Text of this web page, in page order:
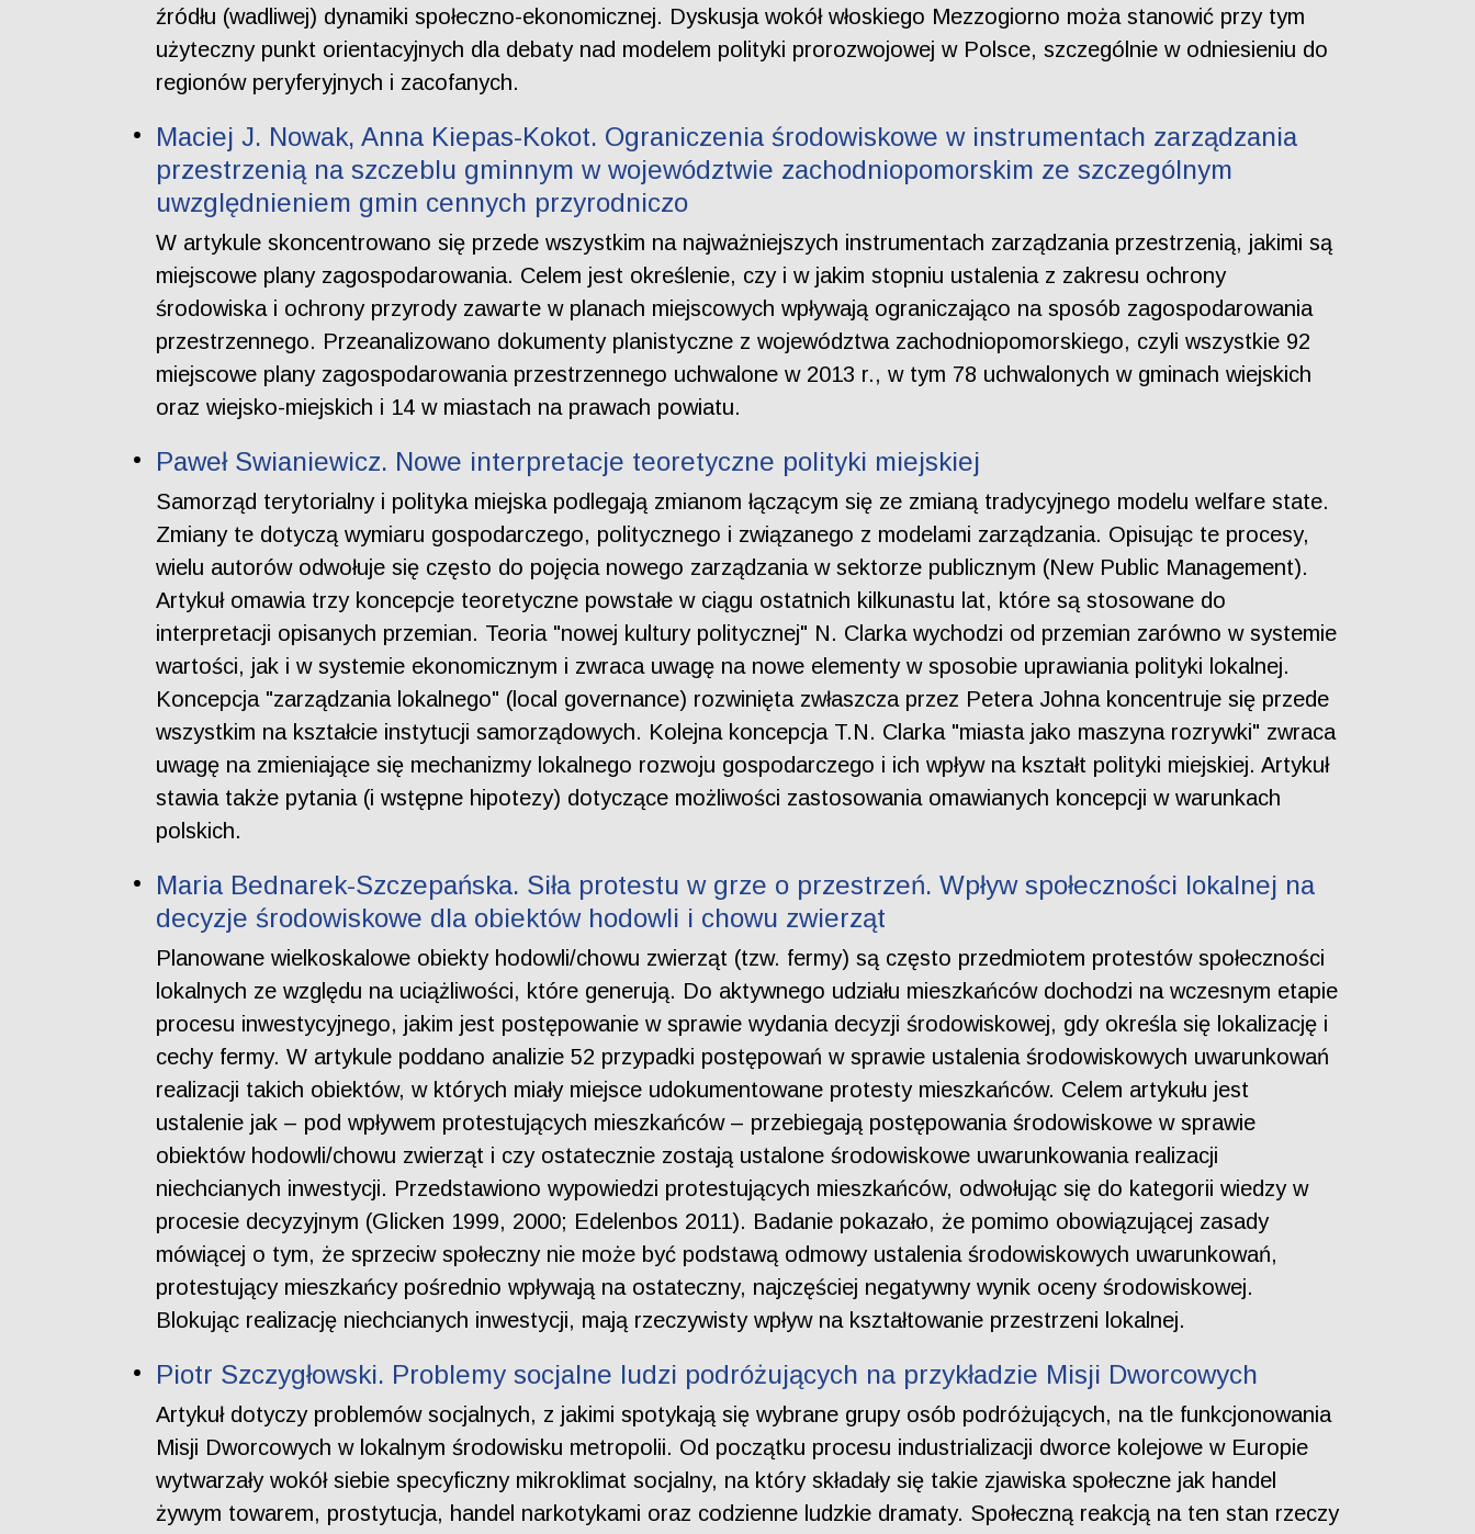
źródłu (wadliwej) dynamiki społeczno-ekonomicznej. Dyskusja wokół włoskiego Mezzogiorno moża stanowić przy tym
użyteczny punkt orientacyjnych dla debaty nad modelem polityki prorozwojowej w Polsce, szczególnie w odniesieniu do
regionów peryferyjnych i zacofanych.
Maciej J. Nowak, Anna Kiepas-Kokot. Ograniczenia środowiskowe w instrumentach zarządzania
przestrzenią na szczeblu gminnym w województwie zachodniopomorskim ze szczególnym
uwzględnieniem gmin cennych przyrodniczo
W artykule skoncentrowano się przede wszystkim na najważniejszych instrumentach zarządzania przestrzenią, jakimi są
miejscowe plany zagospodarowania. Celem jest określenie, czy i w jakim stopniu ustalenia z zakresu ochrony
środowiska i ochrony przyrody zawarte w planach miejscowych wpływają ograniczająco na sposób zagospodarowania
przestrzennego. Przeanalizowano dokumenty planistyczne z województwa zachodniopomorskiego, czyli wszystkie 92
miejscowe plany zagospodarowania przestrzennego uchwalone w 2013 r., w tym 78 uchwalonych w gminach wiejskich
oraz wiejsko-miejskich i 14 w miastach na prawach powiatu.
Paweł Swianiewicz. Nowe interpretacje teoretyczne polityki miejskiej
Samorząd terytorialny i polityka miejska podlegają zmianom łączącym się ze zmianą tradycyjnego modelu welfare state.
Zmiany te dotyczą wymiaru gospodarczego, politycznego i związanego z modelami zarządzania. Opisując te procesy,
wielu autorów odwołuje się często do pojęcia nowego zarządzania w sektorze publicznym (New Public Management).
Artykuł omawia trzy koncepcje teoretyczne powstałe w ciągu ostatnich kilkunastu lat, które są stosowane do
interpretacji opisanych przemian. Teoria "nowej kultury politycznej" N. Clarka wychodzi od przemian zarówno w systemie
wartości, jak i w systemie ekonomicznym i zwraca uwagę na nowe elementy w sposobie uprawiania polityki lokalnej.
Koncepcja "zarządzania lokalnego" (local governance) rozwinięta zwłaszcza przez Petera Johna koncentruje się przede
wszystkim na kształcie instytucji samorządowych. Kolejna koncepcja T.N. Clarka "miasta jako maszyna rozrywki" zwraca
uwagę na zmieniające się mechanizmy lokalnego rozwoju gospodarczego i ich wpływ na kształt polityki miejskiej. Artykuł
stawia także pytania (i wstępne hipotezy) dotyczące możliwości zastosowania omawianych koncepcji w warunkach
polskich.
Maria Bednarek-Szczepańska. Siła protestu w grze o przestrzeń. Wpływ społeczności lokalnej na
decyzje środowiskowe dla obiektów hodowli i chowu zwierząt
Planowane wielkoskalowe obiekty hodowli/chowu zwierząt (tzw. fermy) są często przedmiotem protestów społeczności
lokalnych ze względu na uciążliwości, które generują. Do aktywnego udziału mieszkańców dochodzi na wczesnym etapie
procesu inwestycyjnego, jakim jest postępowanie w sprawie wydania decyzji środowiskowej, gdy określa się lokalizację i
cechy fermy. W artykule poddano analizie 52 przypadki postępowań w sprawie ustalenia środowiskowych uwarunkowań
realizacji takich obiektów, w których miały miejsce udokumentowane protesty mieszkańców. Celem artykułu jest
ustalenie jak – pod wpływem protestujących mieszkańców – przebiegają postępowania środowiskowe w sprawie
obiektów hodowli/chowu zwierząt i czy ostatecznie zostają ustalone środowiskowe uwarunkowania realizacji
niechcianych inwestycji. Przedstawiono wypowiedzi protestujących mieszkańców, odwołując się do kategorii wiedzy w
procesie decyzyjnym (Glicken 1999, 2000; Edelenbos 2011). Badanie pokazało, że pomimo obowiązującej zasady
mówiącej o tym, że sprzeciw społeczny nie może być podstawą odmowy ustalenia środowiskowych uwarunkowań,
protestujący mieszkańcy pośrednio wpływają na ostateczny, najczęściej negatywny wynik oceny środowiskowej.
Blokując realizację niechcianych inwestycji, mają rzeczywisty wpływ na kształtowanie przestrzeni lokalnej.
Piotr Szczygłowski. Problemy socjalne ludzi podróżujących na przykładzie Misji Dworcowych
Artykuł dotyczy problemów socjalnych, z jakimi spotykają się wybrane grupy osób podróżujących, na tle funkcjonowania
Misji Dworcowych w lokalnym środowisku metropolii. Od początku procesu industrializacji dworce kolejowe w Europie
wytwarzały wokół siebie specyficzny mikroklimat socjalny, na który składały się takie zjawiska społeczne jak handel
żywym towarem, prostytucja, handel narkotykami oraz codzienne ludzkie dramaty. Społeczną reakcją na ten stan rzeczy